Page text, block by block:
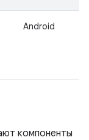
Android
компоненты